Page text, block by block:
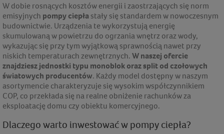
W dobie rosnących kosztów energii i zaostrzających się norm
emisyjnych pompy ciepłastały się standardem w nowoczesnym
budownictwie. Urządzenia te wykorzystują energię
skumulowaną w powietrzu do ogrzania wnętrz oraz wody,
wykazując się przy tym wyjątkową sprawnością nawet przy
niskich temperaturach zewnętrznych.W naszej ofercie
znajdziesz jednostki typu monoblok oraz split od czołowych
światowych producentów. Każdy model dostępny w naszym
asortymencie charakteryzuje się wysokim współczynnikiem
COP, co przekłada się na realne obniżenie rachunków za
eksploatację domu czy obiektu komercyjnego.
Dlaczego warto inwestować w pompy ciepła?